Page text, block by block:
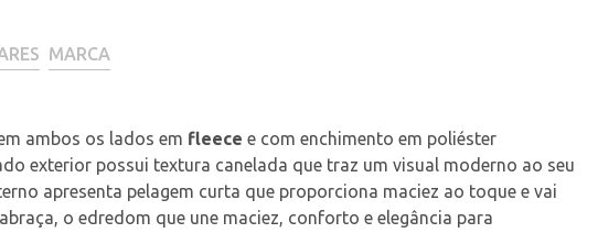
MARCA
ambos os lados em fleece e com enchimento em poliéster
exterior possui textura canelada que traz um visual moderno ao seu
apresenta pelagem curta que proporciona maciez ao toque e vai
o edredom que une maciez, conforto e elegância para